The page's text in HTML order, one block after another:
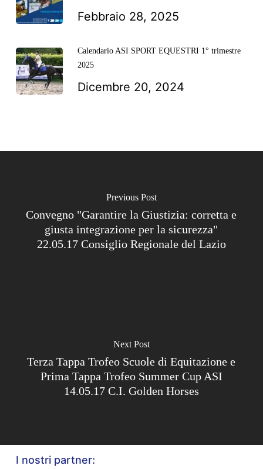
Febbraio 28, 2025
Calendario ASI SPORT EQUESTRI 1° trimestre
2025
Dicembre 20, 2024
Previous Post
Convegno "Garantire la Giustizia: corretta e
giusta integrazione per la sicurezza"
22.05.17 Consiglio Regionale del Lazio
Next Post
Terza Tappa Trofeo Scuole di Equitazione e
Prima Tappa Trofeo Summer Cup ASI
14.05.17 C.I. Golden Horses
I nostri partner: